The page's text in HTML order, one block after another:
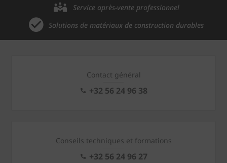
Service après-vente professionnel
Solutions de matériaux de construction durables
Contact général
+32 56 24 96 38
Conseils techniques et formations
+32 56 24 96 27